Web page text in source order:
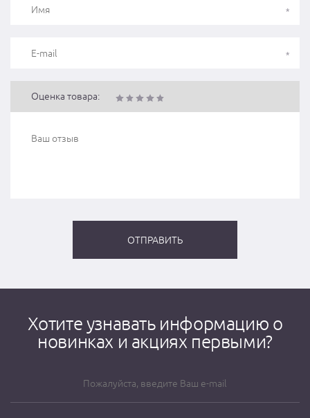
Оценка товара:
Хотите узнавать информацию о
новинках и акциях первыми?